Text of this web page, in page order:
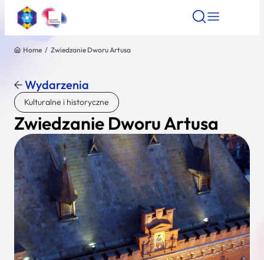
Znajdź atrakcję
Nazwa atrakcji
Miasto
Kategoria
Wyszukaj
Home / Zwiedzanie Dworu Artusa
Wydarzenia
Kulturalne i historyczne
Zwiedzanie Dworu Artusa